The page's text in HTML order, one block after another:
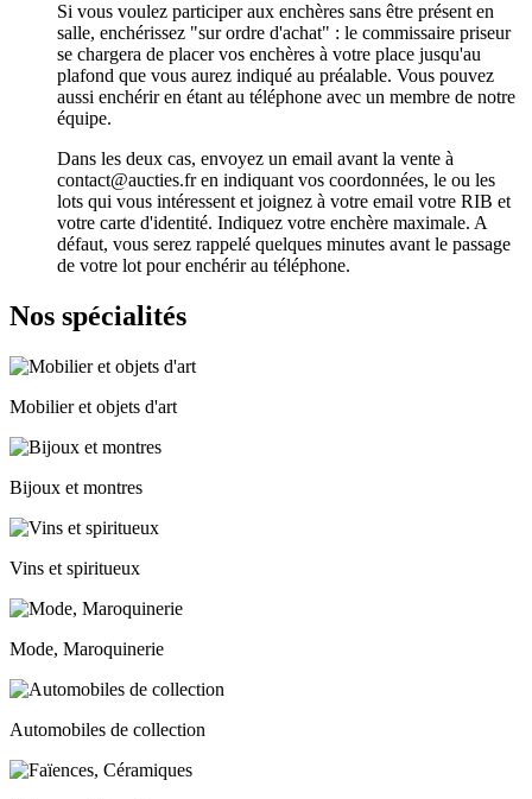
Si vous voulez participer aux enchères sans être présent en
salle, enchérissez "sur ordre d'achat" : le commissaire priseur
se chargera de placer vos enchères à votre place jusqu'au
plafond que vous aurez indiqué au préalable. Vous pouvez
aussi enchérir en étant au téléphone avec un membre de notre
équipe.
Dans les deux cas, envoyez un email avant la vente à
contact@aucties.fr en indiquant vos coordonnées, le ou les
lots qui vous intéressent et joignez à votre email votre RIB et
votre carte d'identité. Indiquez votre enchère maximale. A
défaut, vous serez rappelé quelques minutes avant le passage
de votre lot pour enchérir au téléphone.
Nos spécialités
Mobilier et objets d'art
Bijoux et montres
Vins et spiritueux
Mode, Maroquinerie
Automobiles de collection